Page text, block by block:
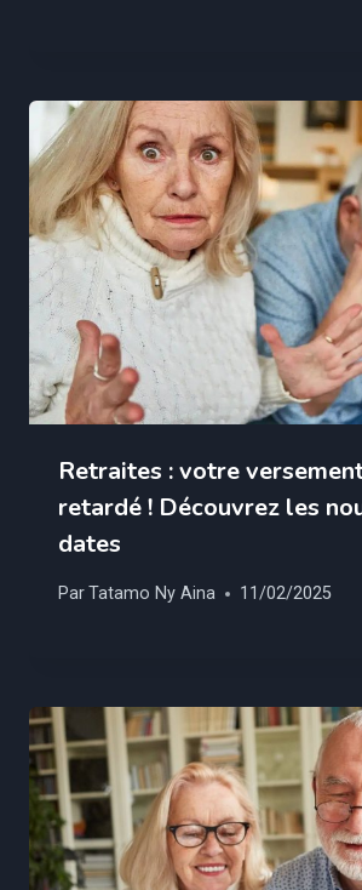
Retraites : votre
retardé ! Découvrez les
dates
ParTatamo Ny Aina 11/02/2025